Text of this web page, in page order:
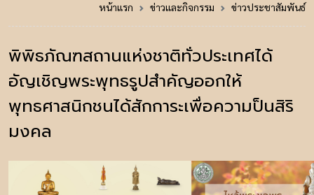
หน้าแรก ข่าวและกิจกรรม ข่าวประชาสัมพันธ์
พิพิธภัณฑสถานแห่งชาติทั่วประเทศได้
อัญเชิญพระพุทธรูปสำคัญออกให้
พุทธศาสนิกชนได้สักการะเพื่อความป็นสิริ
มงคล